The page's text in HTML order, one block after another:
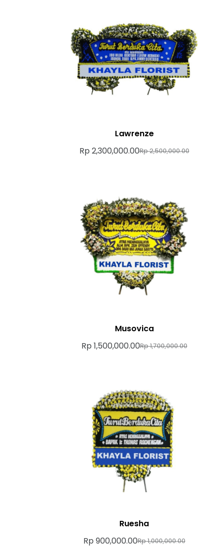
Lawrenze
Rp2,500,000.00
Rp 2,300,000.00
Musovica
Rp1,700,000.00
Rp 1,500,000.00
Ruesha
Rp1,000,000.00
Rp 900,000.00